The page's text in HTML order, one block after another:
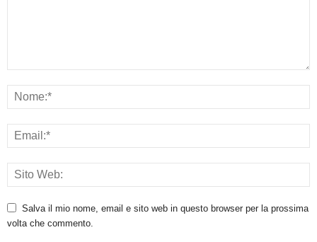
Salva il mio nome, email e sito web in questo browser per la prossima
volta che commento.